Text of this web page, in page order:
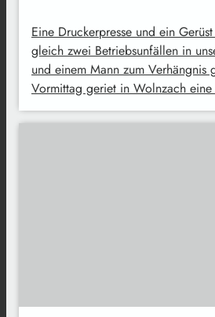
Eine Druckerpresse und ein
gleich zwei Betriebsunfällen in
und einem Mann zum Verhängnis
Vormittag geriet in Wolnzach